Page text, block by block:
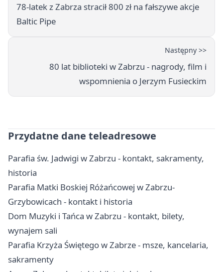
78-latek z Zabrza stracił 800 zł na fałszywe akcje
Baltic Pipe
Następny >>
80 lat biblioteki w Zabrzu - nagrody, film i
wspomnienia o Jerzym Fusieckim
Przydatne dane teleadresowe
Parafia św. Jadwigi w Zabrzu - kontakt, sakramenty,
historia
Parafia Matki Boskiej Różańcowej w Zabrzu-
Grzybowicach - kontakt i historia
Dom Muzyki i Tańca w Zabrzu - kontakt, bilety,
wynajem sali
Parafia Krzyża Świętego w Zabrze - msze, kancelaria,
sakramenty